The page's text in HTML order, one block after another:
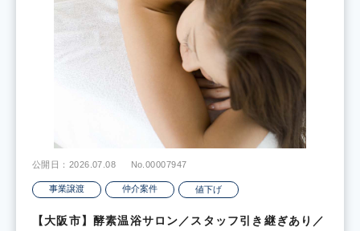
公開日：2026.07.08 No.00007947
事業譲渡 仲介案件 値下げ
【大阪市】酵素温浴サロン／スタッフ引き継ぎあり／